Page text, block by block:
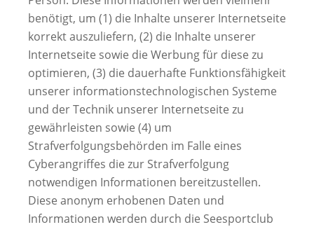
benötigt, um (1) die Inhalte unserer Internetseite
korrekt auszuliefern, (2) die Inhalte unserer
Internetseite sowie die Werbung für diese zu
optimieren, (3) die dauerhafte Funktionsfähigkeit
unserer informationstechnologischen Systeme
und der Technik unserer Internetseite zu
gewährleisten sowie (4) um
Strafverfolgungsbehörden im Falle eines
Cyberangriffes die zur Strafverfolgung
notwendigen Informationen bereitzustellen.
Diese anonym erhobenen Daten und
Informationen werden durch die Seesportclub